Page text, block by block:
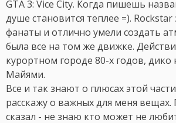
GTA 3: Vice City. Когда пишешь
душе становится теплее =). Rockstar
фанаты и отлично умели создать
была все на том же движке.
курортном городе 80-х годов,
Майями.
Все и так знают о плюсах этой
расскажу о важных для меня вещах.
сказал - не знаю кто может не